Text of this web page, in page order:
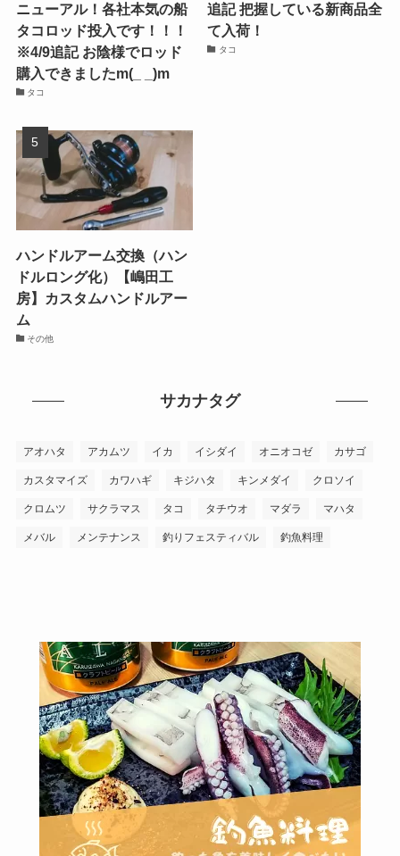
ニューアル！各社本気の船
タコロッド投入です！！！
※4/9追記 お陰様でロッド
購入できましたm(_ _)m
タコ
追記 把握している新商品全
て入荷！
タコ
ハンドルアーム交換（ハン
ドルロング化）【嶋田工
房】カスタムハンドルアー
ム
その他
サカナタグ
アオハタ アカムツ イカ イシダイ オニオコゼ カサゴ
カスタマイズ カワハギ キジハタ キンメダイ クロソイ
クロムツ サクラマス タコ タチウオ マダラ マハタ
メバル メンテナンス 釣りフェスティバル 釣魚料理